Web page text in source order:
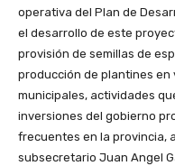
operativa del Plan de
el desarrollo de este
provisión de semillas de
producción de plantines
municipales, actividades
inversiones del gobierno
frecuentes en la provincia,
subsecretario Juan Angel